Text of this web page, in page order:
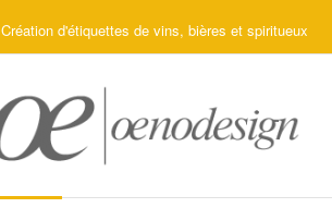
Création d'étiquettes de vins, bières et spiritueux